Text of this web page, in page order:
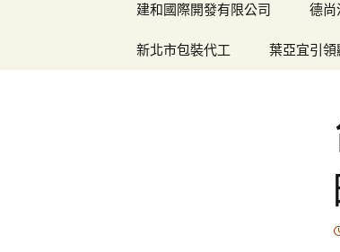
建和國際開發有限公司 德尚
新北市包裝代工 葉亞宜引